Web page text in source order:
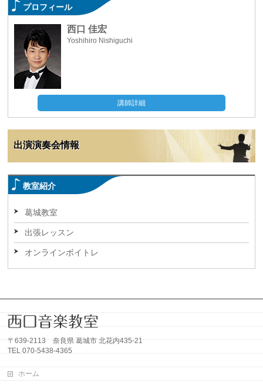
プロフィール
西口 佳宏
Yoshihiro Nishiguchi
講師詳細
出演演奏会情報
教室紹介
葛城教室
出張レッスン
オンラインボイトレ
〒639-2113 奈良県 葛城市 北花内435-21
TEL 070-5438-4365
ホーム